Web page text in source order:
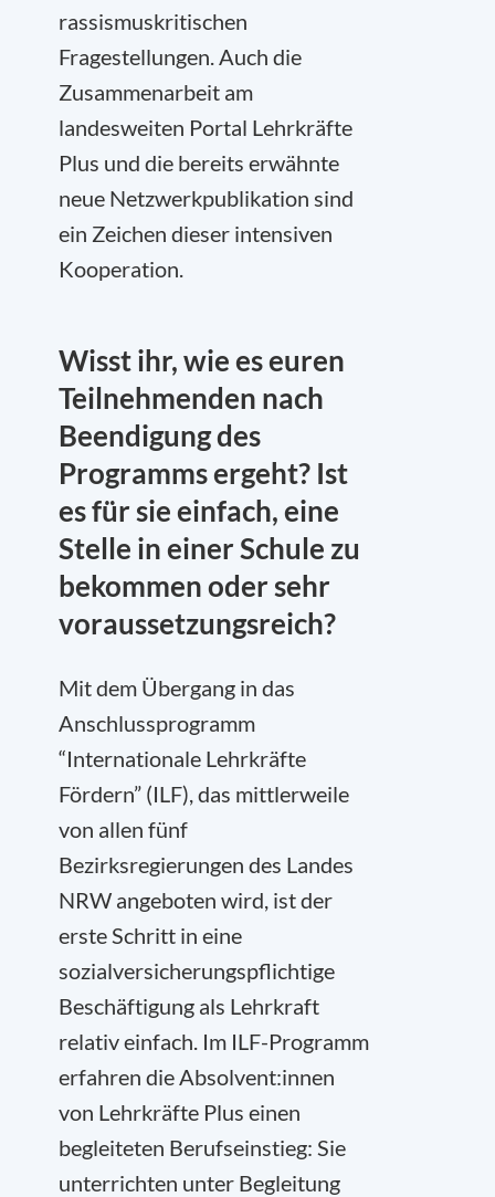
rassismuskritischen
Fragestellungen. Auch die
Zusammenarbeit am
landesweiten Portal Lehrkräfte
Plus und die bereits erwähnte
neue Netzwerkpublikation sind
ein Zeichen dieser intensiven
Kooperation.
Wisst ihr, wie es euren
Teilnehmenden nach
Beendigung des
Programms ergeht? Ist
es für sie einfach, eine
Stelle in einer Schule zu
bekommen oder sehr
voraussetzungsreich?
Mit dem Übergang in das
Anschlussprogramm
“Internationale Lehrkräfte
Fördern” (ILF), das mittlerweile
von allen fünf
Bezirksregierungen des Landes
NRW angeboten wird, ist der
erste Schritt in eine
sozialversicherungspflichtige
Beschäftigung als Lehrkraft
relativ einfach. Im ILF-Programm
erfahren die Absolvent:innen
von Lehrkräfte Plus einen
begleiteten Berufseinstieg: Sie
unterrichten unter Begleitung